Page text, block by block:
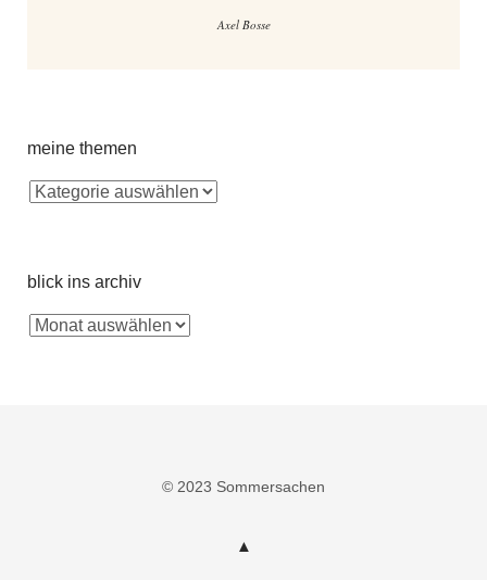
Axel Bosse
meine themen
blick ins archiv
© 2023 Sommersachen